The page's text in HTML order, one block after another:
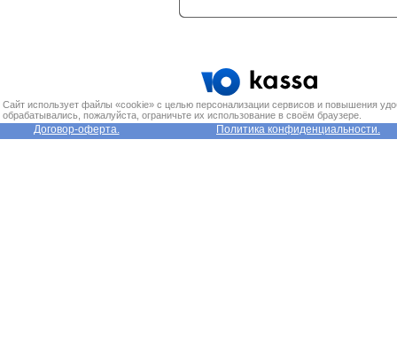
Сайт использует файлы «cookie» с целью персонализации сервисов и повышения
обрабатывались, пожалуйста, ограничьте их использование в своём браузере.
Договор-оферта. Политика конфиденциальности.